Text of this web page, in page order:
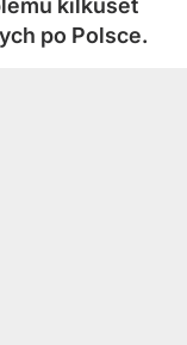
kilkuset
po Polsce.